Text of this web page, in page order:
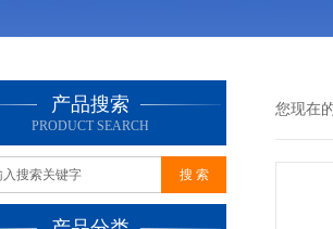
产品搜索
PRODUCT SEARCH
您现在